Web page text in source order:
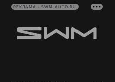
РЕКЛАМА • SWM-AUTO.RU